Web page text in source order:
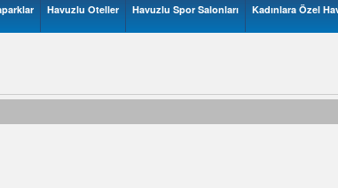
Havuzlu Oteller Havuzlu Spor Salonları Kadınlara Özel